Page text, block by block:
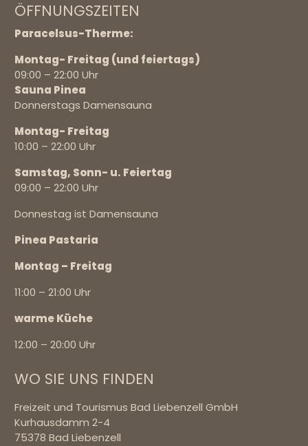
ÖFFNUNGSZEITEN
Paracelsus-Therme:
Montag- Freitag (und feiertags)
09:00 – 22:00 Uhr
Sauna Pinea
Donnerstags Damensauna
Montag- Freitag
10:00 – 22:00 Uhr
Samstag, Sonn- u. Feiertag
09:00 – 22:00 Uhr
Donnestag ist Damensauna
Pinea Pastaria
Montag – Freitag
11:00 – 21:00 Uhr
warme Küche
12:00 – 20:00 Uhr
WO SIE UNS FINDEN
Freizeit und Tourismus Bad Liebenzell GmbH
Kurhausdamm 2-4
75378 Bad Liebenzell